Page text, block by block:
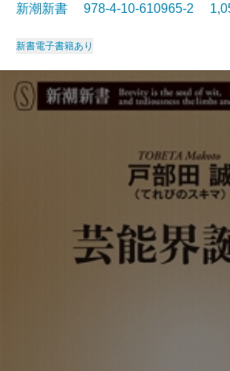
新潮新書 978-4-10-610965-2
新書電子書籍あり